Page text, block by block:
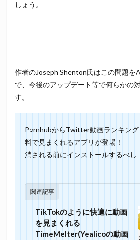
しょう。
作者のJoseph Shenton氏はこの問題を
で、今後のアップデート等で何らかの
す。
P○rnhubからTwitter動画ランキン
料で見まくれるアプリが登場！
消される前にインストールするべし
関連記事
TikTokのように快適に動画
を見まくれる
TimeMelter(Yealicoの動画